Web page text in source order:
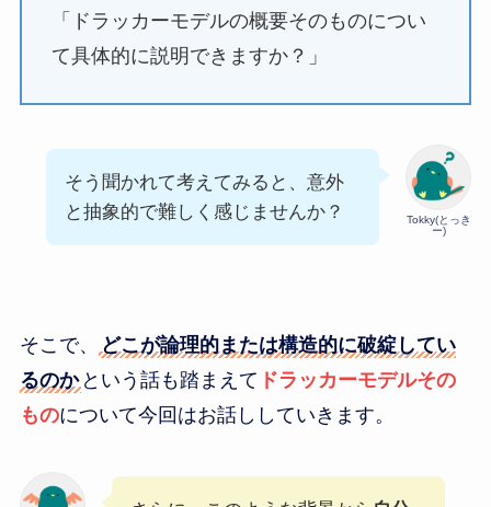
「ドラッカーモデルの概要そのものについ
て具体的に説明できますか？」
Tokky(とっき
ー)
そう聞かれて考えてみると、意外
と抽象的で難しく感じませんか？
そこで、
どこが論理的または構造的に破綻してい
るのか という話も踏まえて ドラッカーモデルその
ものについて今回はお話ししていきます。